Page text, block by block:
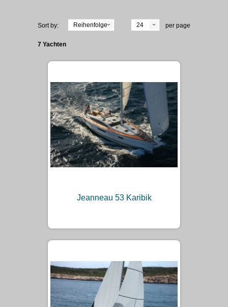
Sort by: Reihenfolge 24 per page
7 Yachten
Jeanneau 53 Karibik